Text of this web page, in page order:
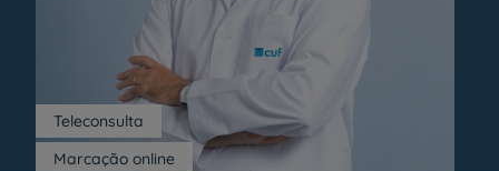
Marcação online
Teleconsulta